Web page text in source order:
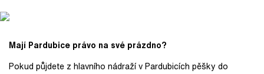
Mají Pardubice právo na své prázdno?
Pokud půjdete z hlavního nádraží v Pardubicích pěšky do